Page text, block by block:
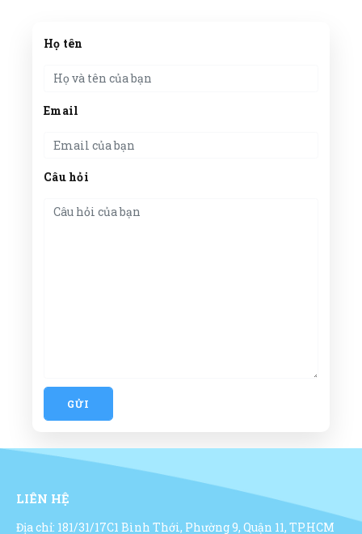
Họ tên
Email
Câu hỏi
GỬI
LIÊN HỆ
Địa chỉ: 181/31/17C1 Bình Thới, Phường 9, Quận 11, TP.HCM